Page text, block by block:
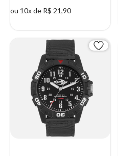
ou 10x de R$ 21,90